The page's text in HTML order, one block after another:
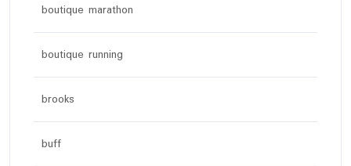
boutique marathon
boutique running
brooks
buff